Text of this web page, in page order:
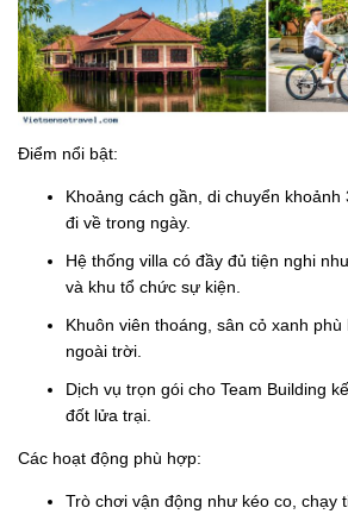
Điểm nổi bật:
Khoảng cách gần, di chuyển
đi về trong ngày.
Hệ thống villa có đầy đủ tiện nghi
và khu tổ chức sự kiện.
Khuôn viên thoáng, sân cỏ xanh
ngoài trời.
Dịch vụ trọn gói cho Team Building
đốt lửa trại.
Các hoạt động phù hợp:
Trò chơi vận động như kéo co, chạy